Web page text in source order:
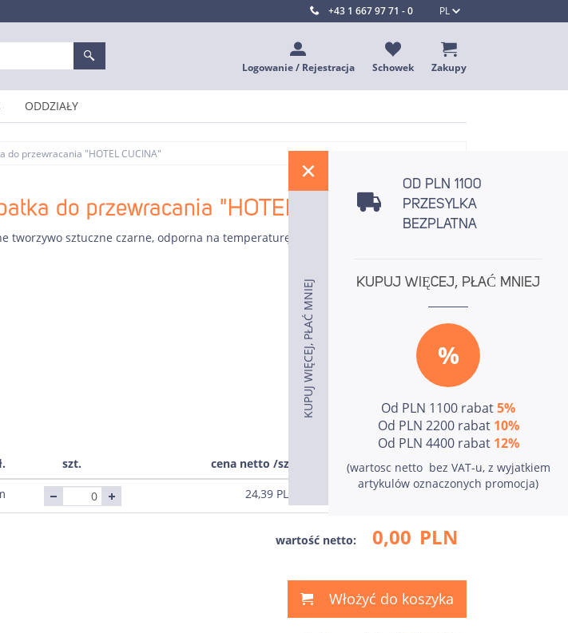
PL
+43 1 667 97 71 - 0
Logowanie / Rejestracja Schowek Zakupy
ODDZIAŁY
do przewracania "HOTEL CUCINA"
do przewracania "HOTEL CUCINA"
tworzywo sztuczne czarne, odporna na temperaturę do 210 st.C
szt. cena netto /szt.
cena
24,39 PLN 0,00
wartość netto: 0,00 PLN
Włożyć do koszyka
KUPUJ WIĘCEJ, PŁAĆ MNIEJ
OD PLN 1100
PRZESYLKA
BEZPLATNA
KUPUJ WIĘCEJ, PŁAĆ MNIEJ
%
Od PLN 1100 rabat5%
Od PLN 2200 rabat 10%
Od PLN 4400 rabat 12%
(wartosc netto  bez VAT-u, z wyjatkiem
artykulów oznaczonych promocja)